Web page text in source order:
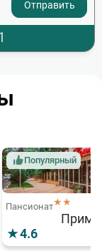
Популярный
Пансионат★★
4.6